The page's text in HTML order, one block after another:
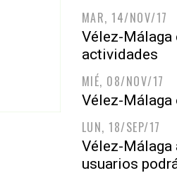
MAR, 14/NOV/17
Vélez-Málaga
actividades
MIÉ, 08/NOV/17
Vélez-Málaga
LUN, 18/SEP/17
Vélez-Málaga
usuarios